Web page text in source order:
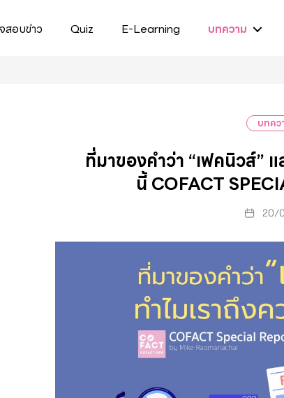
สอบข่าว Quiz E-Learning บทความ
บทคว
ที่มาของคำว่า “เฟคนิวส์” แ
นี้ COFACT
20/